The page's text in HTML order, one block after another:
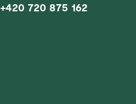
+420 720 875 162